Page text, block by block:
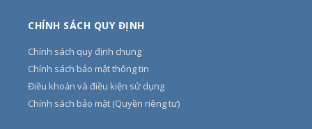
CHÍNH SÁCH QUY ĐỊNH
Chính sách quy định chung
Chính sách bảo mật thông tin
Điều khoản và điều kiện sử dụng
Chính sách bảo mật (Quyền riêng tư)